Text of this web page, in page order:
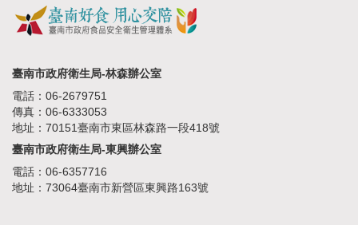
臺南市政府衛生局-林森辦公室
電話：06-2679751
傳真：06-6333053
地址：70151臺南市東區林森路一段418號
臺南市政府衛生局-東興辦公室
電話：06-6357716
地址：73064臺南市新營區東興路163號